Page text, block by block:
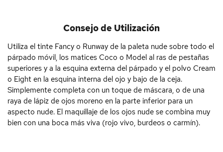
Consejo de Utilización
Utiliza el tinte Fancy o Runway de la paleta nude sobre todo el
párpado móvil, los matices Coco o Model al ras de pestañas
superiores y a la esquina externa del párpado y el polvo Cream
o Eight en la esquina interna del ojo y bajo de la ceja.
Simplemente completa con un toque de máscara, o de una
raya de lápiz de ojos moreno en la parte inferior para un
aspecto nude. El maquillaje de los ojos nude se combina muy
bien con una boca más viva (rojo vivo, burdeos o carmín).